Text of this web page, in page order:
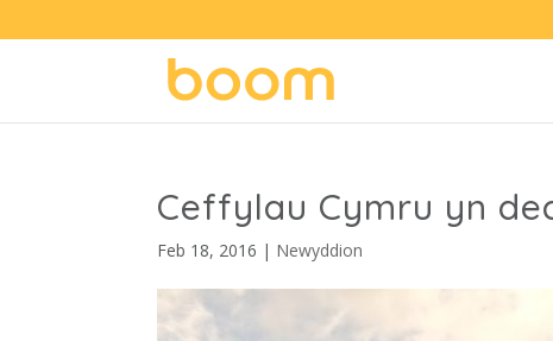
Ceffylau Cymru yn
Feb 18, 2016 | Newyddion